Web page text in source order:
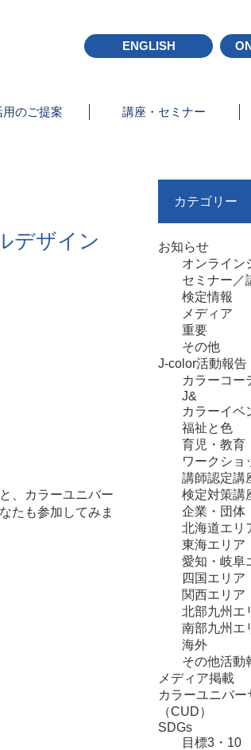
ENGLISH
用のご提案 講座・セミナー
デザイン
、カラーユニバー
たも参加してみま
カテゴリー
お知らせ
オンライン
セミナー／
検定情報
メディア
重要
その他
J-color活動報告
カラーコー
J&
カラーイベ
福祉と色
育児・教育
ワークショ
講師認定講
検定対策講
企業・団体
北海道エリ
東海エリア
愛知・岐阜
四国エリア
関西エリア
北部九州エ
南部九州エ
海外
その他活動
メディア掲載
カラーユニバ
（CUD）
SDGs
目標3・10